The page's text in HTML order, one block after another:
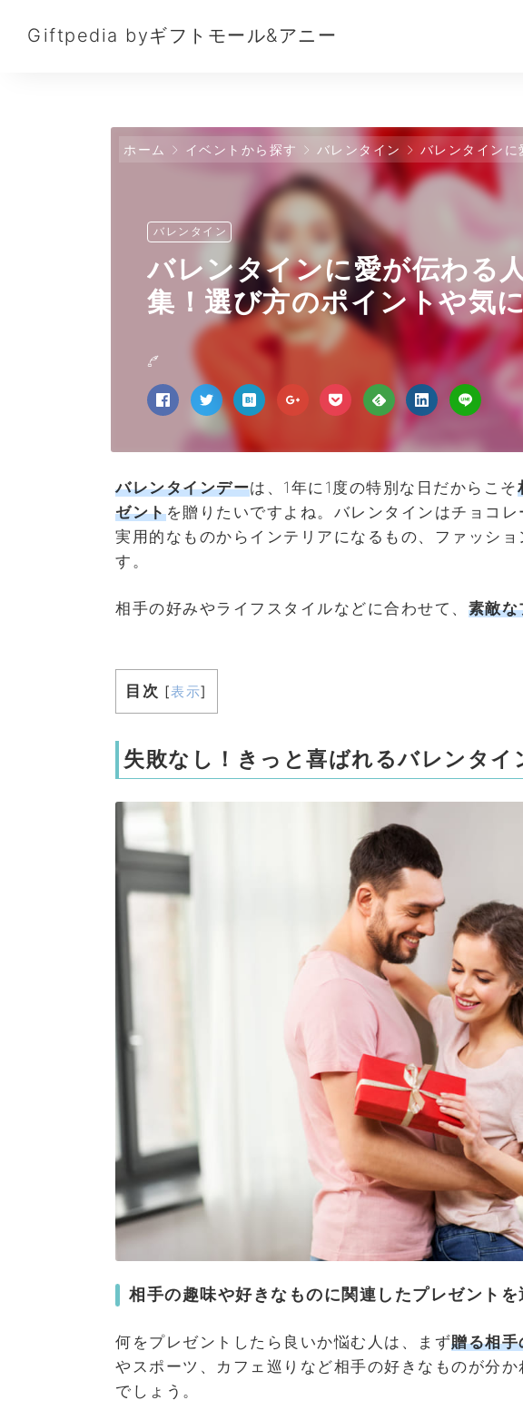
Giftpedia byギフトモール&アニー
ホーム イベントから探す バレンタイン バレンタインに愛が伝わ
バレンタイン
バレンタインに愛が伝わる
集！選び方のポイントや気
バレンタインデーは、1年に1度の特別な日だからこそ
ゼントを贈りたいですよね。バレンタインはチョコ
実用的なものからインテリアになるもの、ファッシ
す。
相手の好みやライフスタイルなどに合わせて、 素敵な
目次 [表示]
失敗なし！きっと喜ばれるバレンタイ
相手の趣味や好きなものに関連したプレゼントを
何をプレゼントしたら良いか悩む人は、まず贈る相手
やスポーツ、カフェ巡りなど相手の好きなものが分
でしょう。